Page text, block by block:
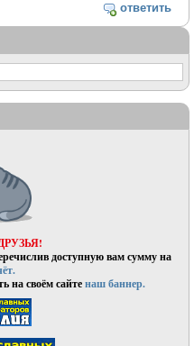
ответить
доступную вам сумму на
на своём сайтенаш баннер.